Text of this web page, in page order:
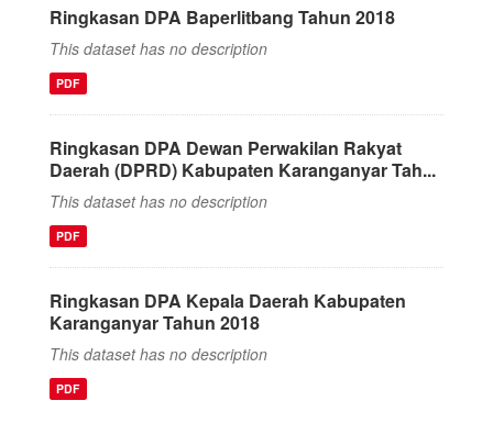
Ringkasan DPA Baperlitbang Tahun 2018
This dataset has no description
PDF
Ringkasan DPA Dewan Perwakilan Rakyat
Daerah (DPRD) Kabupaten Karanganyar Tah...
This dataset has no description
PDF
Ringkasan DPA Kepala Daerah Kabupaten
Karanganyar Tahun 2018
This dataset has no description
PDF